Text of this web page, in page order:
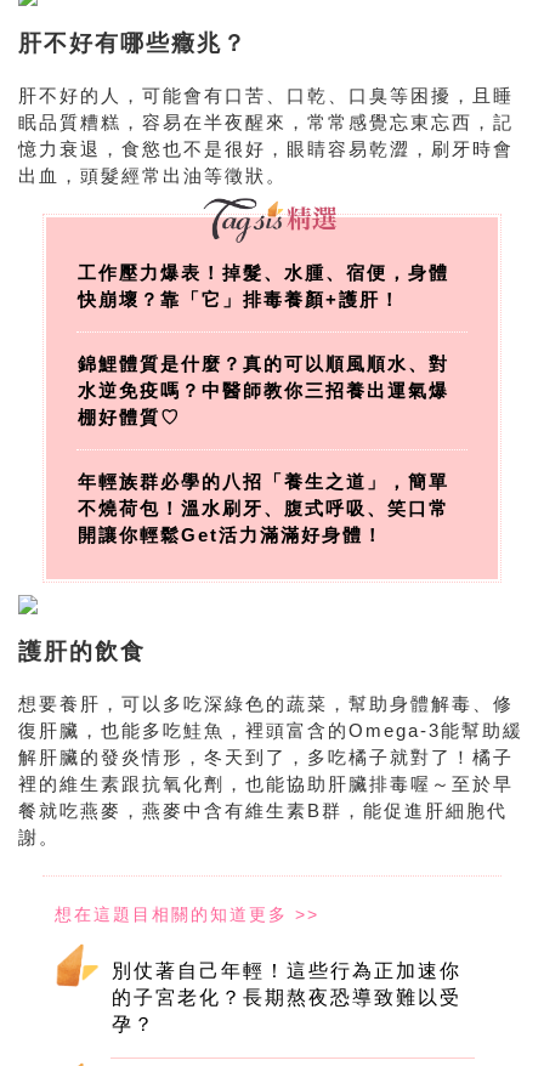
肝不好有哪些癥兆？
肝不好的人，可能會有口苦、口乾、口臭等困擾，且睡
眠品質糟糕，容易在半夜醒來，常常感覺忘東忘西，記
憶力衰退，食慾也不是很好，眼睛容易乾澀，刷牙時會
出血，頭髮經常出油等徵狀。
工作壓力爆表！掉髮、水腫、宿便，身體
快崩壞？靠「它」排毒養顏+護肝！
錦鯉體質是什麼？真的可以順風順水、對
水逆免疫嗎？中醫師教你三招養出運氣爆
棚好體質♡
年輕族群必學的八招「養生之道」，簡單
不燒荷包！溫水刷牙、腹式呼吸、笑口常
開讓你輕鬆Get活力滿滿好身體！
護肝的飲食
想要養肝，可以多吃深綠色的蔬菜，幫助身體解毒、修
復肝臟，也能多吃鮭魚，裡頭富含的Omega-3能幫助緩
解肝臟的發炎情形，冬天到了，多吃橘子就對了！橘子
裡的維生素跟抗氧化劑，也能協助肝臟排毒喔～至於早
餐就吃燕麥，燕麥中含有維生素B群，能促進肝細胞代
謝。
別仗著自己年輕！這些行為正加速你
的子宮老化？長期熬夜恐導致難以受
孕？